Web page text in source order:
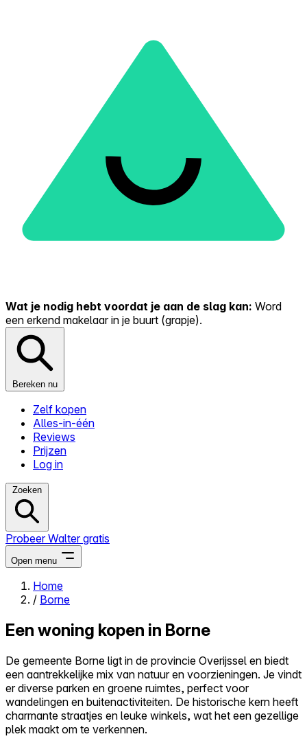
Wat je nodig hebt voordat je aan de slag kan: Word
een erkend makelaar in je buurt (grapje).
Bereken nu
Zelf kopen
Alles-in-één
Reviews
Prijzen
Log in
Zoeken
Probeer Walter gratis
Open menu
Close menu
Zelf kopen
Alles-in-één
Reviews
Prijzen
Home
/ Borne
Een woning kopen in Borne
De gemeente Borne ligt in de provincie Overijssel en biedt
een aantrekkelijke mix van natuur en voorzieningen. Je vindt
er diverse parken en groene ruimtes, perfect voor
wandelingen en buitenactiviteiten. De historische kern heeft
charmante straatjes en leuke winkels, wat het een gezellige
plek maakt om te verkennen.